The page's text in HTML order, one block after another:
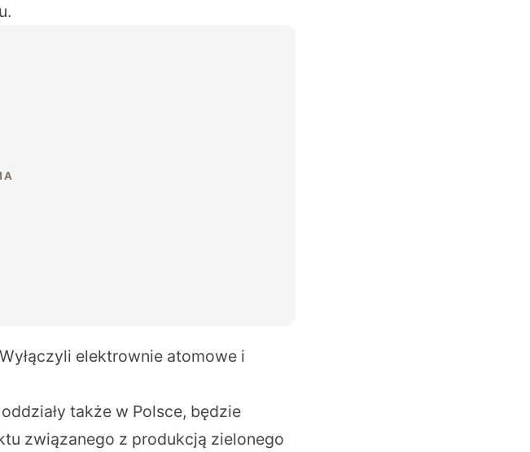
elektrownie atomowe i
także w Polsce, będzie
związanego z produkcją zielonego